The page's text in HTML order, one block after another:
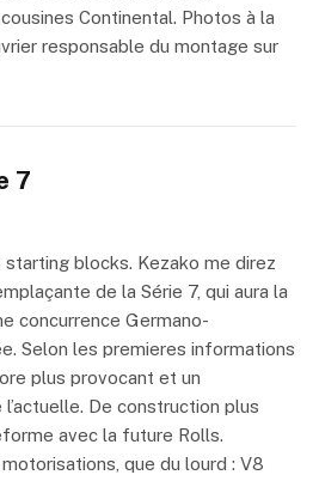
Continental. Photos à la
responsable du montage sur
7
blocks. Kezako me direz
de la Série 7, qui aura la
concurrence Germano-
Selon les premieres informations
plus provocant et un
De construction plus
avec la future Rolls.
que du lourd : V8